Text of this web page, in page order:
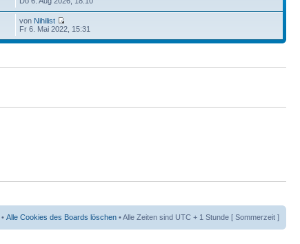
von Nihilist
Fr 6. Mai 2022, 15:31
• Alle Cookies des Boards löschen • Alle Zeiten sind UTC + 1 Stunde [ Sommerzeit ]